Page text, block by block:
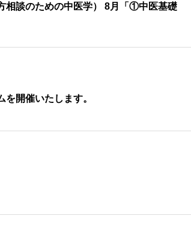
相談のための中医学） 8月「①中医基礎
開催いたします。